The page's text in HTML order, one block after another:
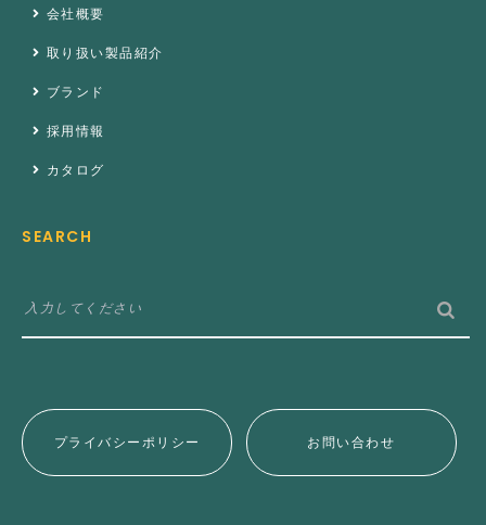
会社概要
取り扱い製品紹介
ブランド
採用情報
カタログ
SEARCH
プライバシーポリシー お問い合わせ